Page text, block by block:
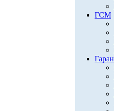
ГСМ